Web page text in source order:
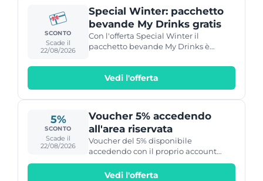
SCONTO
Scade il
22/08/2026
Special Winter: pacchetto
bevande My Drinks gratis
Con l'offerta Special Winter il
pacchetto bevande My Drinks è
Vedi l'offerta
5%
SCONTO
Scade il
22/08/2026
Voucher 5% accedendo
all'area riservata
Voucher del 5% disponibile
accedendo con il proprio account
Costa.
Vedi l'offerta